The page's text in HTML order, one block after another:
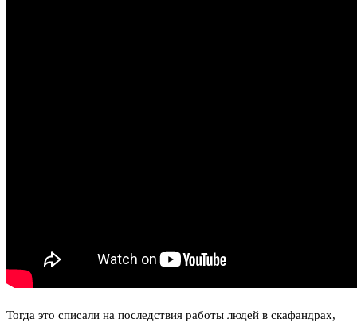
Тогда это списали на последствия работы людей в скафандрах,